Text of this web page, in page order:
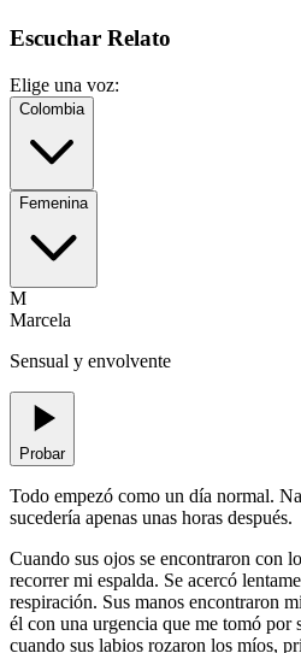
Escuchar Relato
Elige una voz:
Colombia
Femenina
M
Marcela
Sensual y envolvente
Probar
Todo empezó como un día normal.
sucedería apenas unas horas después.
Cuando sus ojos se encontraron con
recorrer mi espalda. Se acercó
respiración. Sus manos encontraron
él con una urgencia que me tomó por
cuando sus labios rozaron los míos,